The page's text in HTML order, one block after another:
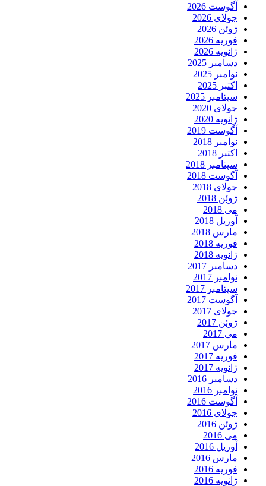
آگوست 2026
جولای 2026
ژوئن 2026
فوریه 2026
ژانویه 2026
دسامبر 2025
نوامبر 2025
اکتبر 2025
سپتامبر 2025
جولای 2020
ژانویه 2020
آگوست 2019
نوامبر 2018
اکتبر 2018
سپتامبر 2018
آگوست 2018
جولای 2018
ژوئن 2018
می 2018
آوریل 2018
مارس 2018
فوریه 2018
ژانویه 2018
دسامبر 2017
نوامبر 2017
سپتامبر 2017
آگوست 2017
جولای 2017
ژوئن 2017
می 2017
مارس 2017
فوریه 2017
ژانویه 2017
دسامبر 2016
نوامبر 2016
آگوست 2016
جولای 2016
ژوئن 2016
می 2016
آوریل 2016
مارس 2016
فوریه 2016
ژانویه 2016